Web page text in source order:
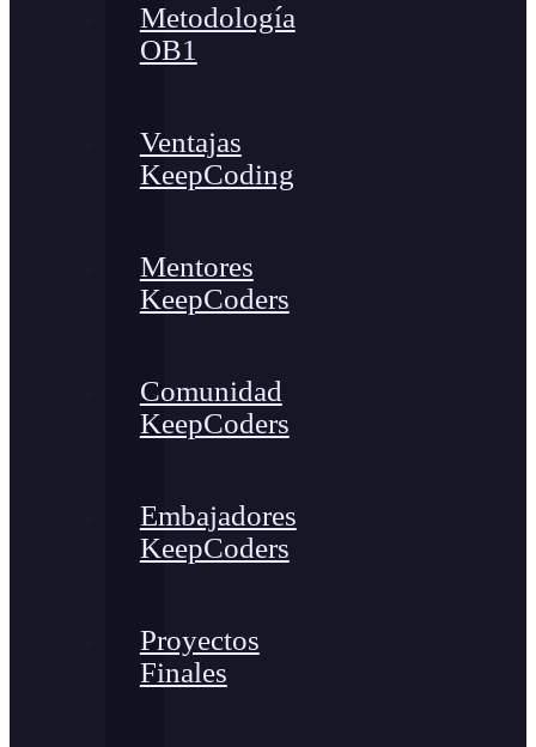
Metodología
OB1
Ventajas
KeepCoding
Mentores
KeepCoders
Comunidad
KeepCoders
Embajadores
KeepCoders
Proyectos
Finales